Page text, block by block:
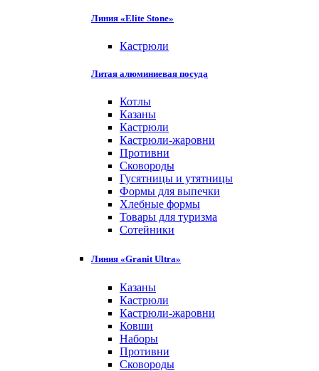
Линия «Elite Stone»
Кастрюли
Литая алюминиевая посуда
Котлы
Казаны
Кастрюли
Кастрюли-жаровни
Противни
Сковороды
Гусятницы и утятницы
Формы для выпечки
Хлебные формы
Товары для туризма
Сотейники
Линия «Granit Ultra»
Казаны
Кастрюли
Кастрюли-жаровни
Ковши
Наборы
Противни
Сковороды